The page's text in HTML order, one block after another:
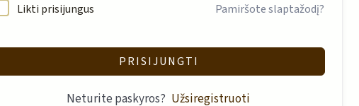
Likti prisijungus Pamiršote slaptažodį?
PRISIJUNGTI
Neturite paskyros? Užsiregistruoti